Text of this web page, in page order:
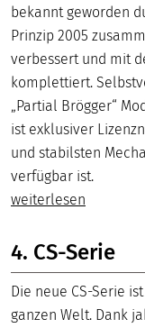
bekannt geworden
Prinzip 2005
verbessert und mit
komplettiert.
„Partial Brögger“
ist exklusiver
und stabilsten
verfügbar ist.
weiterlesen
4. CS-Serie
Die neue CS-Serie
ganzen Welt. Dank